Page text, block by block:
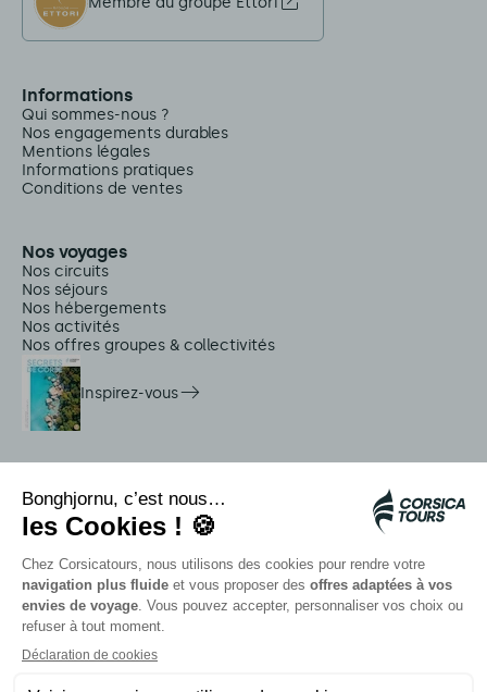
Informations
Qui sommes-nous ?
Nos engagements durables
Mentions légales
Informations pratiques
Conditions de ventes
Nos voyages
Nos circuits
Nos séjours
Nos hébergements
Nos activités
Nos offres groupes & collectivités
Inspirez-vous
Navettes Citadina
Alerte méduse
Autocars rapides bleus
Contactez nos conseillers